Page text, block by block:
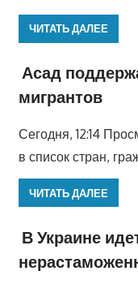
ЧИТАТЬ ДАЛЕЕ
Асад
мигрантов
Сегодня, 12:14
в список стран,
ЧИТАТЬ ДАЛЕЕ
В Украине